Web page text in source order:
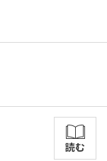
読む